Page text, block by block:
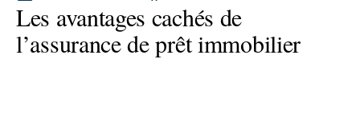
Les avantages cachés de
l’assurance de prêt immobilier